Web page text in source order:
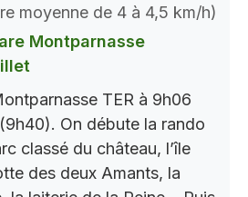
moyenne de 4 à 4,5 km/h)
Montparnasse
TER à 9h06
On débute la rando
classé du château, l’île
des deux Amants, la